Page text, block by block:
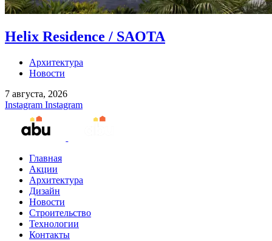
Helix Residence / SAOTA
Архитектура
Новости
7 августа, 2026
Instagram Instagram
Главная
Акции
Архитектура
Дизайн
Новости
Строительство
Технологии
Контакты